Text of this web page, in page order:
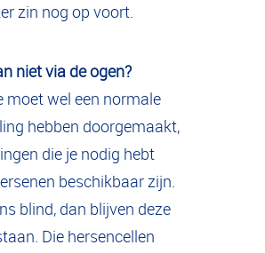
zin nog op voort.
niet via de ogen?
moet wel een normale
hebben doorgemaakt,
die je nodig hebt
beschikbaar zijn.
blind, dan blijven deze
Die hersencellen